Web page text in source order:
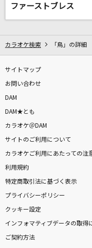
リアルタイ
SixTONES
とくべチュ、して
Everything's All
倉木麻衣
[生音]ロマンス
岩崎宏美(益田宏美)
[生音]朝が来る前に
ファーストブレス
カラオケ検索 「鳥」の詳細
サイトマップ
お問い合わせ
DAM
DAM★とも
カラオケ＠DAM
サイトのご利用について
カラオケご利用にあたっての注
利用規約
特定商取引法に基づく表示
プライバシーポリシー
クッキー設定
インフォマティブデータの取得
ご契約方法